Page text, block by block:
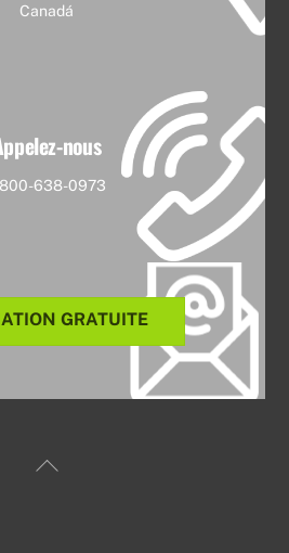
Canadá
nous
638-0973
GRATUITE
Back